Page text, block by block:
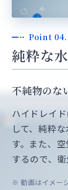
Point 04.
純粋な
不純物のな
ハイドレイ
して、純粋
す。また、
するので、衛
※ 動画はイメー